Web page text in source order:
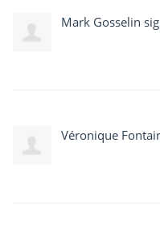
Mark Gosselin
Véronique